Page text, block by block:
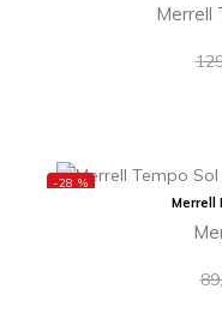
Merrell
-28 %
Merrell